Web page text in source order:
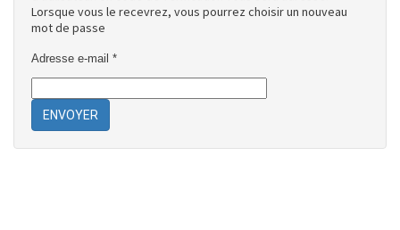
Lorsque vous le recevrez, vous pourrez choisir un nouveau
mot de passe
Adresse e-mail *
ENVOYER